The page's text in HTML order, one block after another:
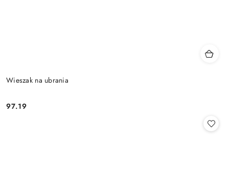
Wieszak na ubrania
Cena:
97.19